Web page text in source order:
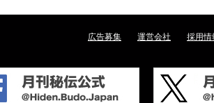
広告募集 運営会社 採用情